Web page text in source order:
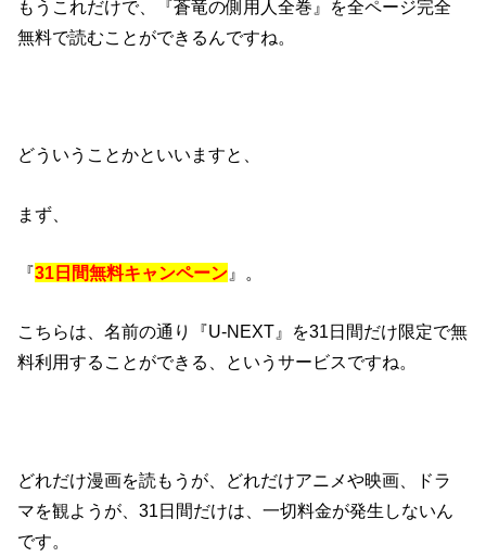
もうこれだけで、『蒼竜の側用人全巻』を全ページ完全
無料で読むことができるんですね。
どういうことかといいますと、
まず、
『31日間無料キャンペーン 』。
こちらは、名前の通り『U-NEXT』を31日間だけ限定で無
料利用することができる、というサービスですね。
どれだけ漫画を読もうが、どれだけアニメや映画、ドラ
マを観ようが、31日間だけは、一切料金が発生しないん
です。